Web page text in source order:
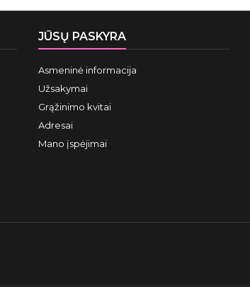
JŪSŲ PASKYRA
Asmeninė informacija
Užsakymai
Grąžinimo kvitai
Adresai
Mano įspėjimai